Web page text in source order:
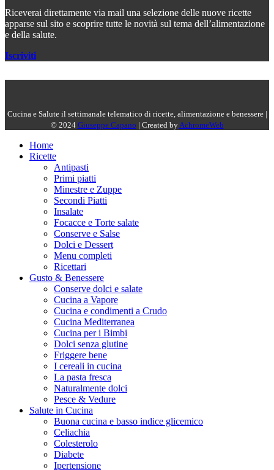
Riceverai direttamente via mail una selezione delle nuove ricette
apparse sul sito e scoprire tutte le novità sul tema dell’alimentazione
e della salute.
Iscriviti
Cucina e Salute il settimanale telematico di ricette, alimentazione e benessere |
© 2024 Giuseppe Capano | Created byAchromeWeb
Home
Ricette
Antipasti
Primi piatti
Minestre e Zuppe
Secondi Piatti
Insalate
Focacce e Torte salate
Conserve e Salse
Dolci e Dessert
Menu completi
Ricettari
Gusto & Benessere
Conserve dolci e salate
Cucina a Vapore
Cucina e condimenti a Crudo
Cucina Mediterranea
Cucina per i Bimbi
Dolci senza glutine
Friggere bene
I cereali in cucina
La pasta fresca
Naturalmente dolci
Pesce & Vedure
Salute in Cucina
Buona cucina e basso indice glicemico
Celiachia
Colesterolo
Diabete
Ipertensione